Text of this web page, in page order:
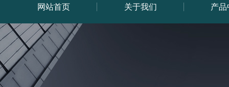
网站首页 关于我们 产品